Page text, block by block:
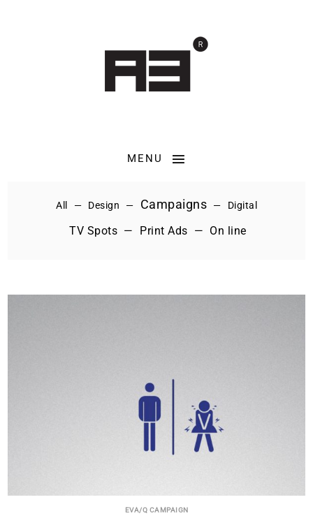
MENU
All Design Campaigns Digital
TV Spots Print Ads On line
EVA/Q CAMPAIGN